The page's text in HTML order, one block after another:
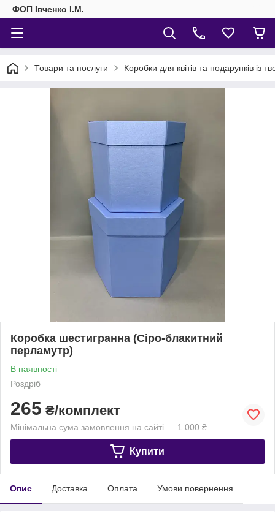
ФОП Івченко І.М.
Товари та послуги Коробки для квітів та подарунків із
Коробка шестигранна (Сіро-блакитний
перламутр)
В наявності
Роздріб
265 ₴/комплект
Мінімальна сума замовлення на сайті — 1 000 ₴
Купити
Опис Доставка Оплата Умови повернення